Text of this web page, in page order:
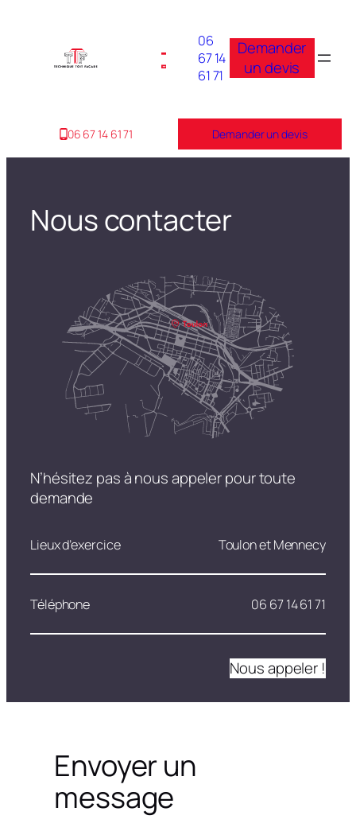
Demander
un devis
06
67 14
61 71
06 67 14 61 71 Demander un devis
Nous contacter
N’hésitez pas à nous appeler pour toute
demande
Lieux d’exercice Toulon et Mennecy
Téléphone 06 67 14 61 71
Nous appeler !
Envoyer un
message